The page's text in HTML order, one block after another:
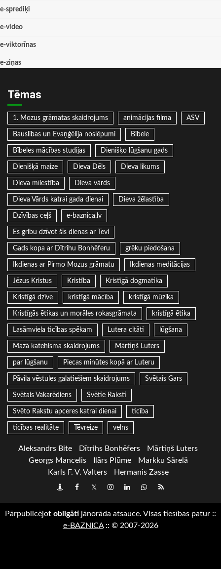
e-sprediķi
e-video
e-viktorīnas
e-ziņas
Tēmas
1. Mozus grāmatas skaidrojums animācijas filma ASV
Bauslības un Evaņģēlija noslēpumi Bībele
Bībeles mācības studijas Dienišķo lūgšanu gads
Dienišķā maize Dieva Dēls Dieva likums
Dieva mīlestība Dieva vārds
Dieva Vārds katrai gada dienai Dieva žēlastība
Dzīvības ceļš e-baznica.lv
Es gribu dzīvot šīs dienas ar Tevi
Gads kopa ar Dītrihu Bonhēferu grēku piedošana
Ikdienas ar Pirmo Mozus grāmatu Ikdienas meditācijas
Jēzus Kristus Kristība Kristīgā dogmatika
Kristīgā dzīve kristīgā mācība kristīgā mūzika
Kristīgās ētikas un morāles rokasgrāmata kristīgā ētika
Lasāmviela ticības spēkam Lutera citāti lūgšana
Mazā katehisma skaidrojums Mārtiņš Luters
par lūgšanu Piecas minūtes kopā ar Luteru
Pāvila vēstules galatiešiem skaidrojums Svētais Gars
Svētais Vakarēdiens Svētie Raksti
Svēto Rakstu apceres katrai dienai ticība
ticības realitāte Tēvreize velns
Aleksandrs Bite Dītrihs Bonhēfers
Mārtiņš Luters
Georgs Mancelis
Ilārs Plūme
Markku Särelä
Karls F. V. Valters
Hermanis Zasse
DraugiemFacebook
TwitterInstagram
LinkedInwhatsapp
RSS
Pārpublicējot obligāti jānorāda atsauce. Visas tiesības patur ::
e-BAZNICA:: © 2007-2026